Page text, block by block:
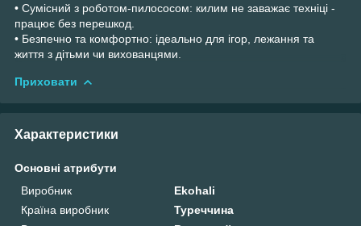
• Сумісний з роботом-пилососом: килим не заважає техніці -
працює без перешкод.
• Безпечно та комфортно: ідеально для ігор, лежання та
життя з дітьми чи вихованцями.
Приховати
Характеристики
Основні атрибути
Виробник
Ekohali
Країна виробник
Туреччина